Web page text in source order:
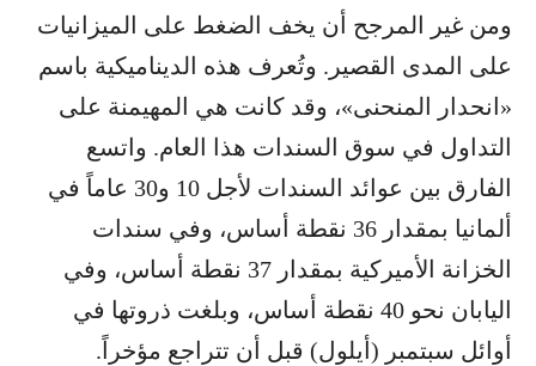
ومن غير المرجح أن يخف الضغط على الميزانيات
على المدى القصير. وتُعرف هذه الديناميكية باسم
«انحدار المنحنى»، وقد كانت هي المهيمنة على
التداول في سوق السندات هذا العام. واتسع
الفارق بين عوائد السندات لأجل 10 و30 عاماً في
ألمانيا بمقدار 36 نقطة أساس، وفي سندات
الخزانة الأميركية بمقدار 37 نقطة أساس، وفي
اليابان نحو 40 نقطة أساس، وبلغت ذروتها في
أوائل سبتمبر (أيلول) قبل أن تتراجع مؤخراً.